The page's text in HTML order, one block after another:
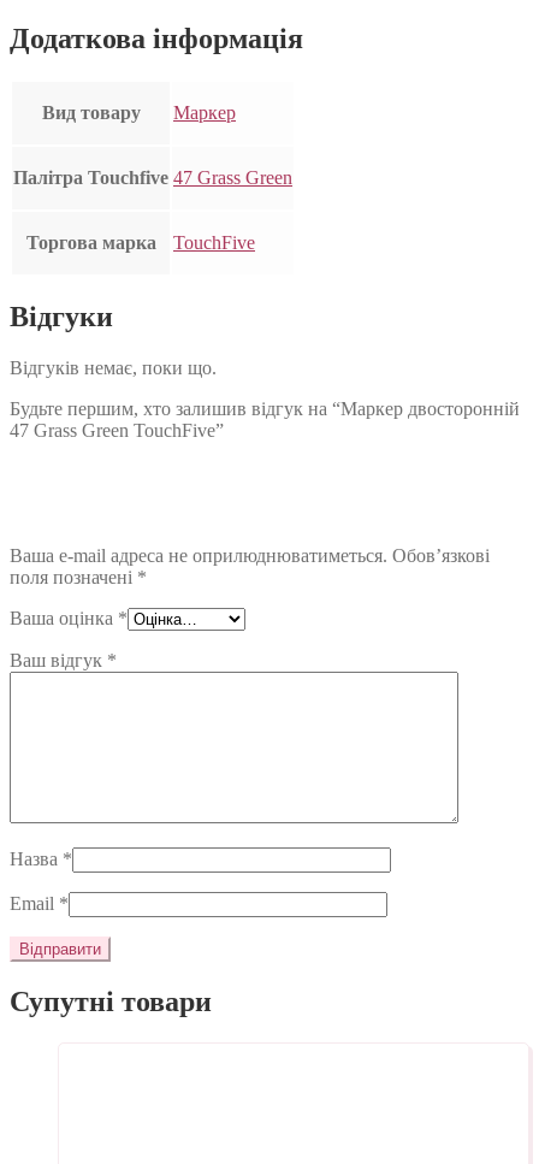
Додаткова інформація
Вид товару Маркер
Палітра Touchfive 47 Grass Green
Торгова марка TouchFive
Відгуки
Відгуків немає, поки що.
Будьте першим, хто залишив відгук на “Маркер двосторонній
47 Grass Green TouchFive”
Ваша e-mail адреса не оприлюднюватиметься. Обов’язкові
поля позначені *
Ваша оцінка *
Ваш відгук *
Назва *
Email *
Супутні товари